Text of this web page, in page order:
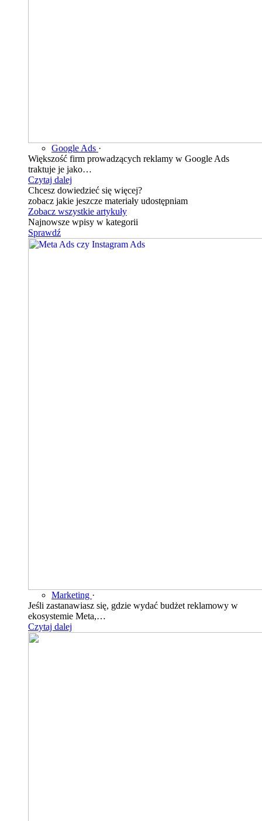
Google Ads ·
Większość firm prowadzących reklamy w Google Ads
traktuje je jako…
Czytaj dalej
Chcesz dowiedzieć się więcej?
zobacz jakie jeszcze materiały udostępniam
Zobacz wszystkie artykuły
Najnowsze wpisy w kategorii
Sprawdź
Marketing ·
Jeśli zastanawiasz się, gdzie wydać budżet reklamowy w
ekosystemie Meta,…
Czytaj dalej